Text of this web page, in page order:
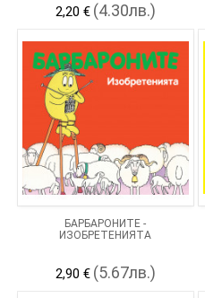
2,20 € (4.30лв.)
БАРБАРОНИТЕ -
ИЗОБРЕТЕНИЯТА
2,90 € (5.67лв.)